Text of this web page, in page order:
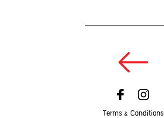
Terms & Conditions